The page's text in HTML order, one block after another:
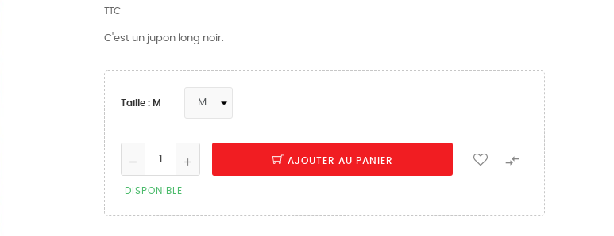
TTC
C'est un jupon long noir.
Taille : M
AJOUTER AU PANIER 
DISPONIBLE